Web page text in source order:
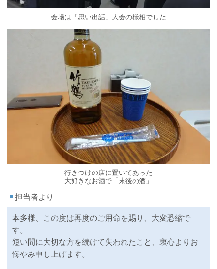
会場は「思い出話」大会の様相でした
行きつけの店に置いてあった
大好きなお酒で「末後の酒」
担当者より
本多様、この度は再度のご用命を賜り、大変恐縮で
す。
短い間に大切な方を続けて失われたこと、衷心よりお
悔やみ申し上げます。